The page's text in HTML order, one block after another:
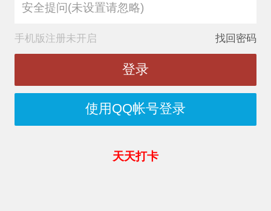
安全提问(未设置请忽略)
手机版注册未开启 找回密码
登录
使用QQ帐号登录
天天打卡